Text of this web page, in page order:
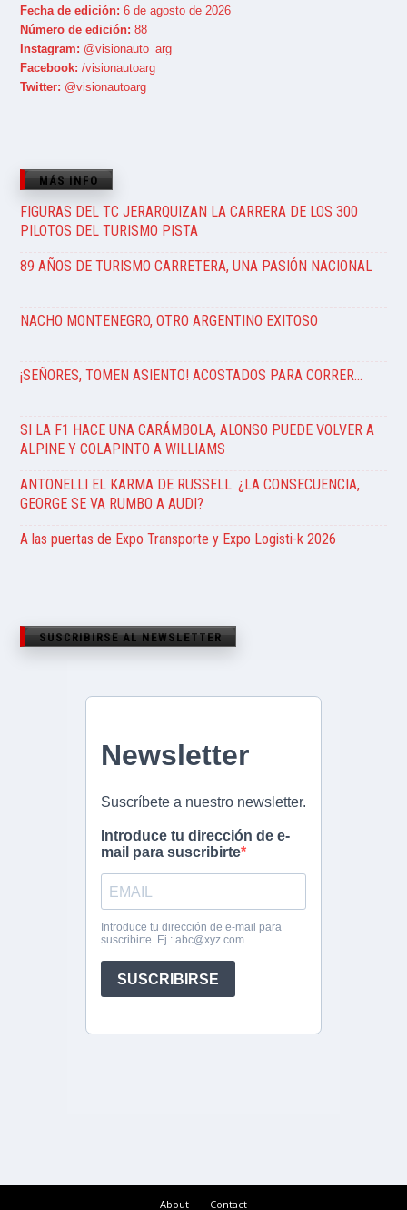
Fecha de edición: 6 de agosto de 2026
Número de edición: 88
Instagram: @visionauto_arg
Facebook: /visionautoarg
Twitter: @visionautoarg
MÁS INFO
FIGURAS DEL TC JERARQUIZAN LA CARRERA DE LOS 300
PILOTOS DEL TURISMO PISTA
89 AÑOS DE TURISMO CARRETERA, UNA PASIÓN NACIONAL
NACHO MONTENEGRO, OTRO ARGENTINO EXITOSO
¡SEÑORES, TOMEN ASIENTO! ACOSTADOS PARA CORRER…
SI LA F1 HACE UNA CARÁMBOLA, ALONSO PUEDE VOLVER A
ALPINE Y COLAPINTO A WILLIAMS
ANTONELLI EL KARMA DE RUSSELL. ¿LA CONSECUENCIA,
GEORGE SE VA RUMBO A AUDI?
A las puertas de Expo Transporte y Expo Logisti-k 2026
SUSCRIBIRSE AL NEWSLETTER
About Contact